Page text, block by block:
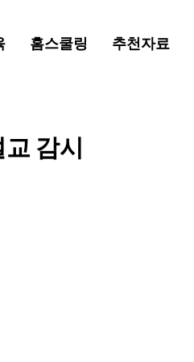
홈스쿨링 추천자료
감시